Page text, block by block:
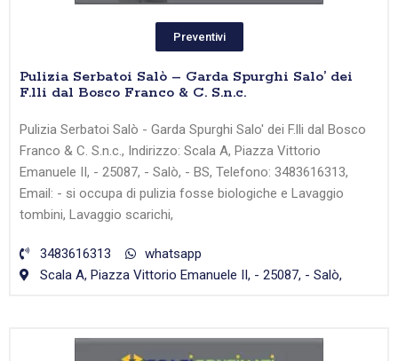
Preventivi
Pulizia Serbatoi Salò – Garda Spurghi Salo’ dei
F.lli dal Bosco Franco & C. S.n.c.
Pulizia Serbatoi Salò - Garda Spurghi Salo' dei F.lli dal Bosco
Franco & C. S.n.c., Indirizzo: Scala A, Piazza Vittorio
Emanuele II, - 25087, - Salò, - BS, Telefono: 3483616313,
Email: - si occupa di pulizia fosse biologiche e Lavaggio
tombini, Lavaggio scarichi,
3483616313
whatsapp
Scala A, Piazza Vittorio Emanuele II, - 25087, - Salò,